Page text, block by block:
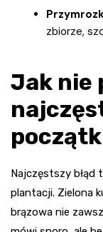
zbiorze,
Jak nie
Najczęstszy błąd
plantacji. Zielona
brązowa nie